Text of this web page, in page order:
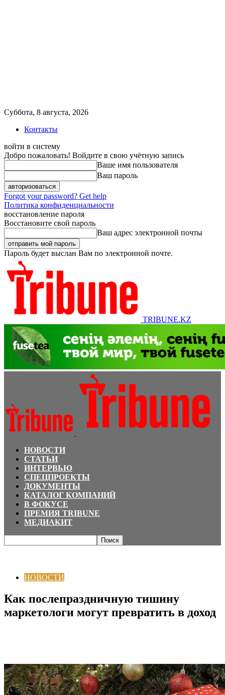
Суббота, 8 августа, 2026
Контакты
войти в систему
Добро пожаловать! Войдите в свою учётную запись
Ваше имя пользователя
Ваш пароль
Forgot your password? Get help
Политика конфиденциальности
восстановление пароля
Восстановите свой пароль
Ваш адрес электронной почты
Пароль будет выслан Вам по электронной почте.
TRIBUNE.KZ
НОВОСТИ
СТАТЬИ
ИНТЕРВЬЮ
СПЕЦПРОЕКТЫ
ДОКУМЕНТЫ
КАТАЛОГ КОМПАНИЙ
В ФОКУСЕ
ПРЕМИЯ TRIBUNE
МЕДИАКИТ
НОВОСТИ
Как послепраздничную тишину
маркетологи могут превратить в доход